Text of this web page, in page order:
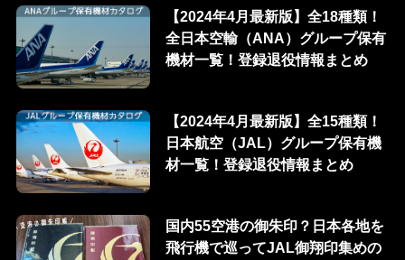
【2024年4月最新版】全18種類！
全日本空輸（ANA）グループ保有
機材一覧！登録退役情報まとめ
【2024年4月最新版】全15種類！
日本航空（JAL）グループ保有機
材一覧！登録退役情報まとめ
国内55空港の御朱印？日本各地を
飛行機で巡ってJAL御翔印集めの